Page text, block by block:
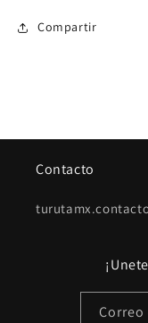
Compartir
Contacto